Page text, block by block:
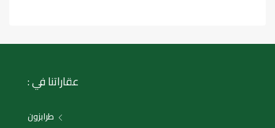
عقاراتنا في :
طرابزون